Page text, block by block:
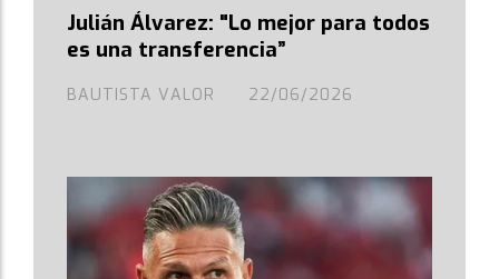
Julián Álvarez: "Lo mejor para todos
es una transferencia”
BAUTISTA VALOR 22/06/2026